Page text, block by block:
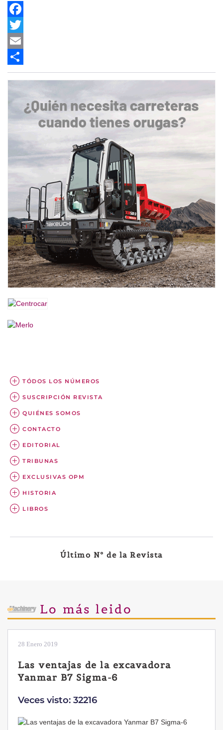
Facebook
Twitter
Email
Share
TÓDOS LOS NÚMEROS
SUSCRIPCIÓN REVISTA
QUIÉNES SOMOS
CONTACTO
EDITORIAL
TRIBUNAS
EXCLUSIVAS OPM
HISTORIA
LIBROS
Último Nº de la Revista
Lo más leido
28 Enero 2019
Las ventajas de la excavadora
Yanmar B7 Sigma-6
Veces visto: 32216